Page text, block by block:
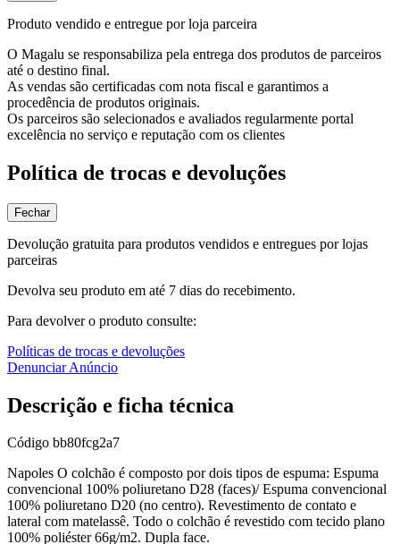
Produto vendido e entregue por loja parceira
O Magalu se responsabiliza pela entrega dos produtos de parceiros
até o destino final.
As vendas são certificadas com nota fiscal e garantimos a
procedência de produtos originais.
Os parceiros são selecionados e avaliados regularmente portal
excelência no serviço e reputação com os clientes
Política de trocas e devoluções
Fechar
Devolução gratuita para produtos vendidos e entregues por lojas
parceiras
Devolva seu produto em até 7 dias do recebimento.
Para devolver o produto consulte:
Políticas de trocas e devoluções
Denunciar Anúncio
Descrição e ficha técnica
Código bb80fcg2a7
Napoles O colchão é composto por dois tipos de espuma: Espuma
convencional 100% poliuretano D28 (faces)/ Espuma convencional
100% poliuretano D20 (no centro). Revestimento de contato e
lateral com matelassê. Todo o colchão é revestido com tecido plano
100% poliéster 66g/m2. Dupla face.